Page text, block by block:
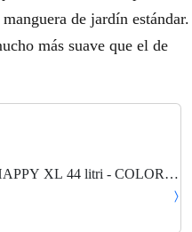
de jardín estándar.
más suave que el de
XL 44 litri - COLORE